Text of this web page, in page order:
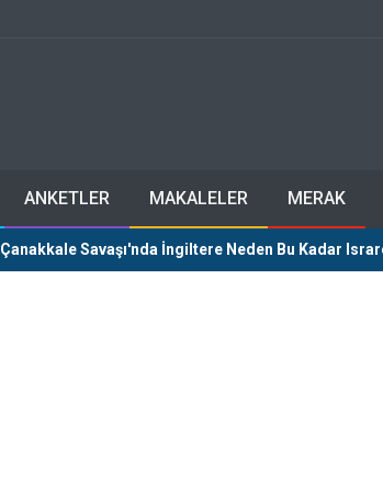
ANKETLER MAKALELER MERAK
Çanakkale Savaşı'nda İngiltere Neden Bu Kadar